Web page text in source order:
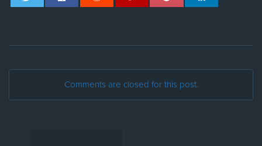
Comments are closed for this post.